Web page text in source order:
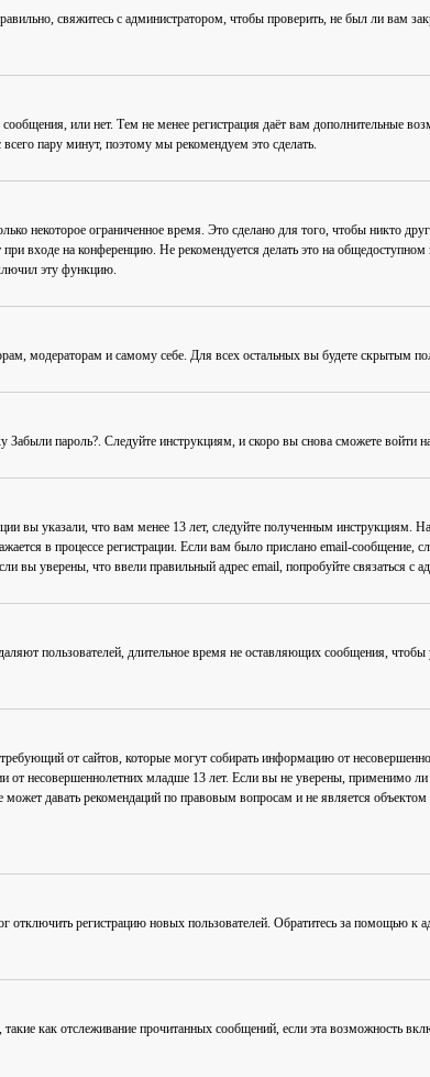
свяжитесь с администратором, чтобы проверить, не был ли вам
или нет. Тем не менее регистрация даёт вам дополнительные
пару минут, поэтому мы рекомендуем это сделать.
некоторое ограниченное время. Это сделано для того, чтобы никто
входе на конференцию. Не рекомендуется делать это на
эту функцию.
модераторам и самому себе. Для всех остальных вы будете скрытым
Забыли пароль?. Следуйте инструкциям, и скоро вы снова сможете войти
вы указали, что вам менее 13 лет, следуйте полученным инструкциям.
в процессе регистрации. Если вам было прислано email-сообщение,
уверены, что ввели правильный адрес email, попробуйте связаться с
пользователей, длительное время не оставляющих сообщения,
от сайтов, которые могут собирать информацию от
от несовершеннолетних младше 13 лет. Если вы не уверены, применимо
давать рекомендаций по правовым вопросам и не является
регистрацию новых пользователей. Обратитесь за помощью к
как отслеживание прочитанных сообщений, если эта возможность